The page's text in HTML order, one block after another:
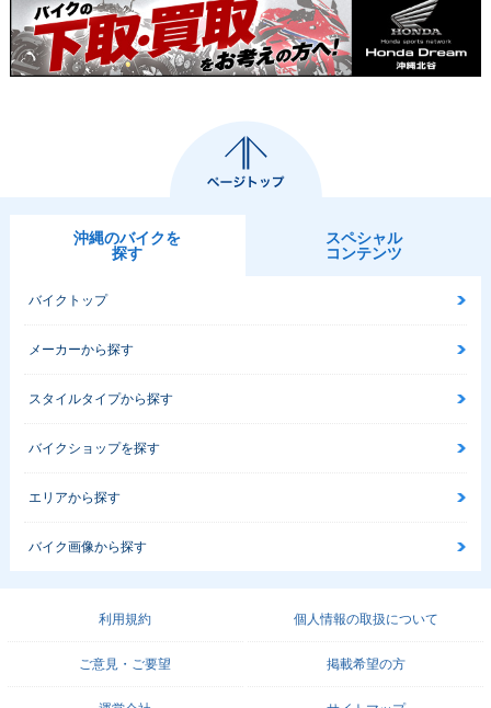
沖縄のバイクを
探す
スペシャル
コンテンツ
バイクトップ
メーカーから探す
スタイルタイプから探す
バイクショップを探す
エリアから探す
バイク画像から探す
利用規約 個人情報の取扱について
ご意見・ご要望 掲載希望の方